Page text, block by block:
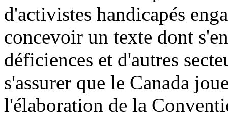
d'activistes handicapés
concevoir un texte dont
déficiences et d'autres
s'assurer que le Canada
l'élaboration de la